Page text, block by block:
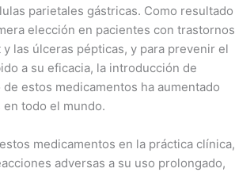
parietales gástricas. Como resultado
elección en pacientes con trastornos
las úlceras pépticas, y para prevenir el
a su eficacia, la introducción de
estos medicamentos ha aumentado
todo el mundo.
medicamentos en la práctica clínica,
adversas a su uso prolongado,